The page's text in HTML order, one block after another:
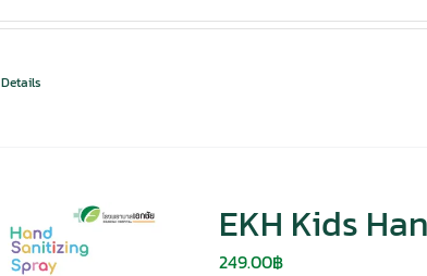
Details
EKH Kids
249.00฿